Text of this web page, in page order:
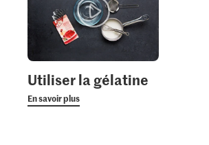
Utiliser la gélatine
En savoir plus